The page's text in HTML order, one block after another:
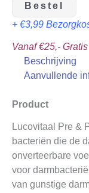
Bestel
+ €3,99
Vanaf €25,-
Beschrijving
Aanvullende
Product
Lucovitaal Pre &
bacteriën die de
onverteerbare
voor
van gunstige